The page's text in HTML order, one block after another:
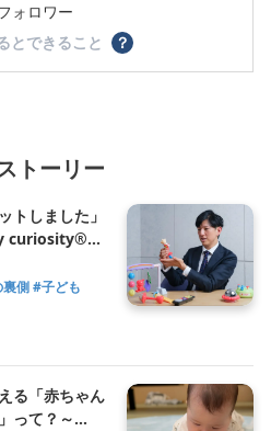
ォロワー
とできること
？
トーリー
トしました」
curiosity®の
側#子ども
る「赤ちゃん
って？～